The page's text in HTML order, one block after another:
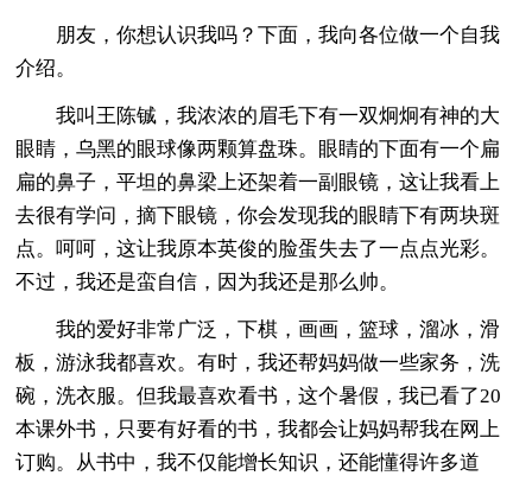
朋友，你想认识我吗？下面，我向各位做一个自我
介绍。
我叫王陈铖，我浓浓的眉毛下有一双炯炯有神的大
眼睛，乌黑的眼球像两颗算盘珠。眼睛的下面有一个扁
扁的鼻子，平坦的鼻梁上还架着一副眼镜，这让我看上
去很有学问，摘下眼镜，你会发现我的眼睛下有两块斑
点。呵呵，这让我原本英俊的脸蛋失去了一点点光彩。
不过，我还是蛮自信，因为我还是那么帅。
我的爱好非常广泛，下棋，画画，篮球，溜冰，滑
板，游泳我都喜欢。有时，我还帮妈妈做一些家务，洗
碗，洗衣服。但我最喜欢看书，这个暑假，我已看了20
本课外书，只要有好看的书，我都会让妈妈帮我在网上
订购。从书中，我不仅能增长知识，还能懂得许多道